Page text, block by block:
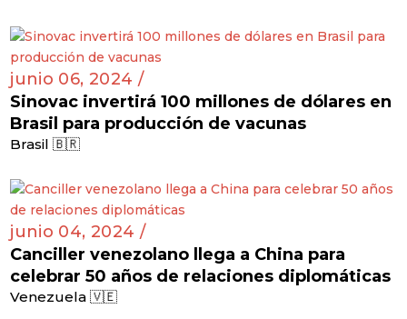
junio 06, 2024 /
Sinovac invertirá 100 millones de dólares en
Brasil para producción de vacunas
Brasil 🇧🇷
junio 04, 2024 /
Canciller venezolano llega a China para
celebrar 50 años de relaciones diplomáticas
Venezuela 🇻🇪